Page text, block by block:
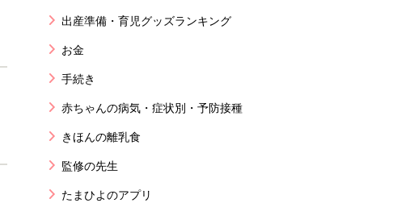
出産準備・育児グッズランキング
お金
手続き
赤ちゃんの病気・症状別・予防接種
きほんの離乳食
監修の先生
たまひよのアプリ